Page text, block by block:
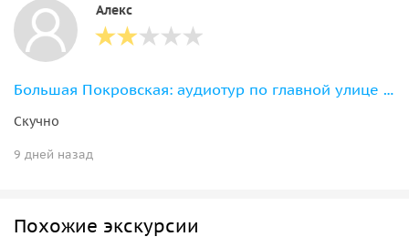
Алекс
Большая Покровская: аудиотур по главной улице Нижнего Новгорода
Скучно
9 дней назад
Похожие экскурсии